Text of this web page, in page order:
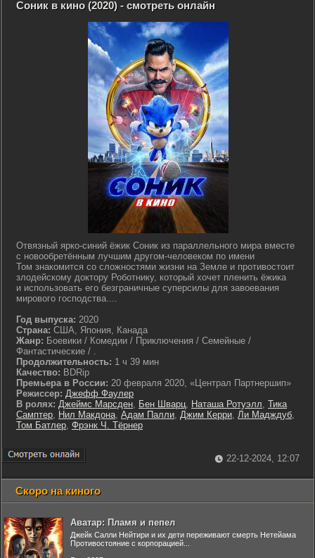
Соник в кино (2020) - смотреть онлайн
Отвязный ярко-синий ёжик Соник из параллельного мира вместе
с новообретённым лучшим другом-человеком по имени
Том знакомится со сложностями жизни на Земле и противостоит
злодейскому доктору Роботнику, который хочет пленить ёжика
и использовать его безграничные суперсилы для завоевания
мирового господства....
Год выпуска: 2020
Страна: США, Япония, Канада
Жанр: Боевики / Комедии / Приключения / Семейные /
Фантастические / .
Продолжительность: 1 ч 39 мин
Качество: BDRip
Премьера в России: 20 февраля 2020, «Централ Партнершип»
Режиссер: Джефф Фаулер
В ролях: Джеймс Марсден, Бен Шварц, Наташа Ротуэлл, Тика
Самптер, Нил Макдона, Адам Палли, Джим Керри, Ли Мадждуб,
Том Батлер, Фрэнк Ч. Тёрнер
22-12-2024, 12:07
Скоро на киного
Аватар: Пламя и пепел
Джейк Салли Нейтири и их дети переживают смерть Нетейама
Противостояние с корпорацией...